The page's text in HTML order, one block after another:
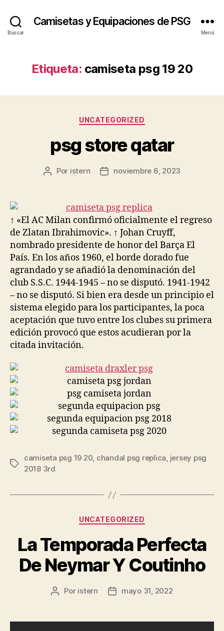
Buscar
Camisetas y Equipaciones de PSG
Menú
Etiqueta: camiseta psg 19 20
Categorías
UNCATEGORIZED
psg store qatar
Autor
entrada
Por istern
Fecha
entrada
noviembre 6, 2023
↑ «El AC Milan confirmó oficialmente el regreso
de Zlatan Ibrahimovic». ↑ Johan Cruyff,
nombrado presidente de honor del Barça El
País. En los años 1960, el borde dorado fue
agrandado y se añadió la denominación del
club S.S.C. 1944-1945 – no se disputó. 1941-1942
– no se disputó. Si bien era desde un principio el
sistema elegido para los participantes, la poca
aceptación que tuvo entre los clubes su primera
edición provocó que estos acudieran por la
citada invitación.
Etiquetas
camiseta psg 19 20, chandal psg replica, jersey psg
2018 3rd
Categorías
UNCATEGORIZED
La Temporada Perfecta
De Neymar Y Coutinho
Autor
entrada
Por istern
Fecha
entrada
mayo 31, 2022